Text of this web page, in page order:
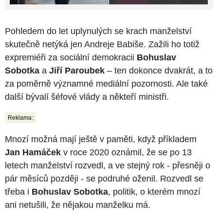
Pohledem do let uplynulých se krach manželství
skutečně netýká jen Andreje Babiše. Zažili ho totiž
expremiéři za sociální demokracii Bohuslav
Sobotka a Jiří Paroubek –⁠⁠⁠⁠⁠⁠ ten dokonce dvakrát, a to
za poměrně významné mediální pozornosti. Ale také
další bývalí šéfové vlády a někteří ministři.
Reklama:
Mnozí možná mají ještě v paměti, když příkladem
Jan Hamáček v roce 2020 oznámil, že se po 13
letech manželství rozvedl, a ve stejný rok - přesněji o
pár měsíců později - se podruhé oženil. Rozvedl se
třeba i Bohuslav Sobotka, politik, o kterém mnozí
ani netušili, že nějakou manželku má.